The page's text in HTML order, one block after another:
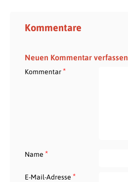
Kommentare
Neuen Kommentar verfassen
Kommentar*
Name *
E-Mail-Adresse *